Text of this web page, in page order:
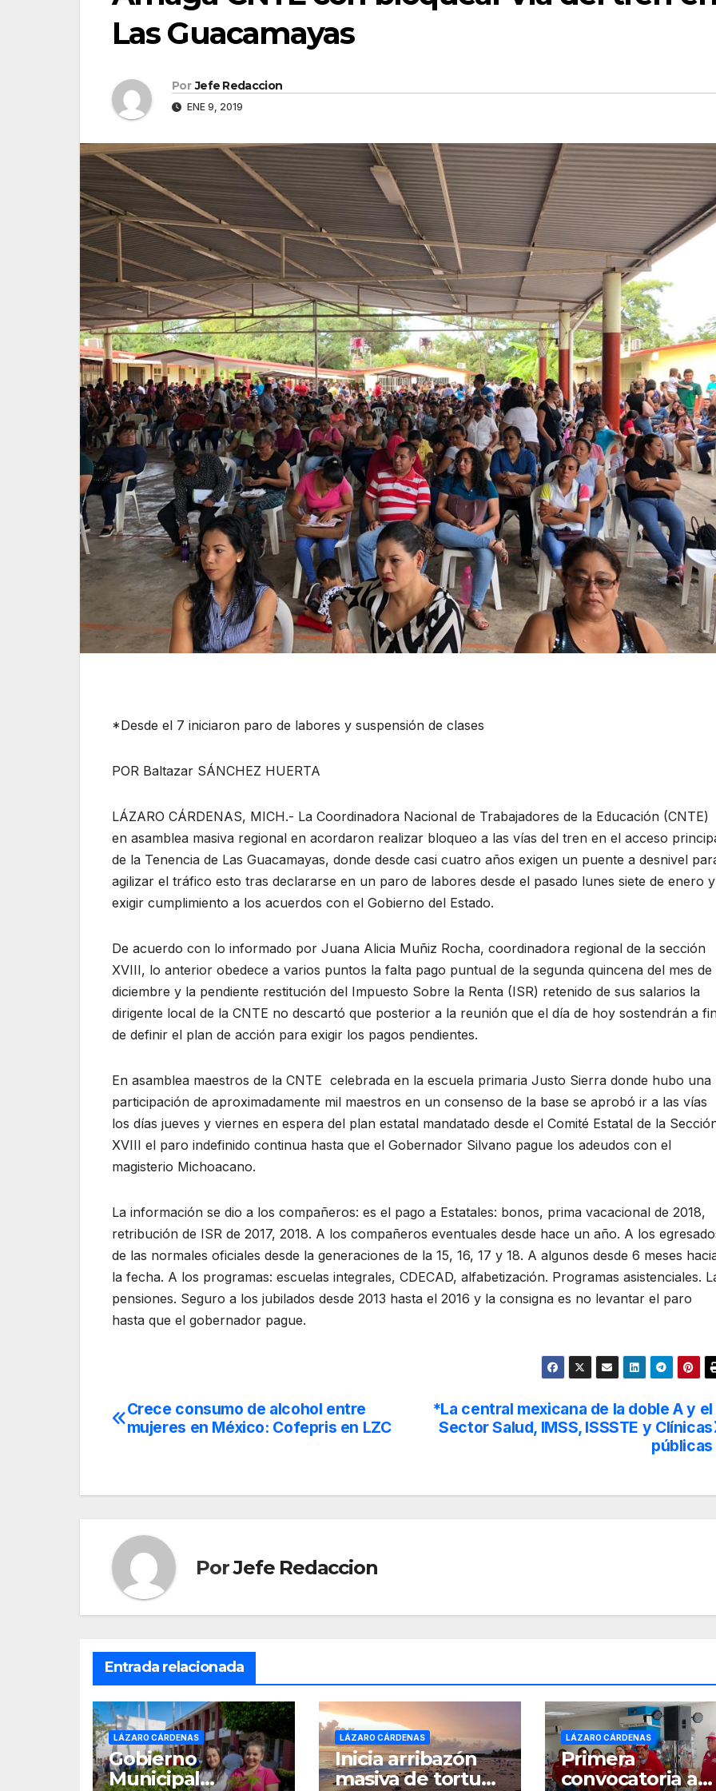
Las Guacamayas
Por Jefe Redaccion
ENE 9, 2019
*Desde el 7 iniciaron paro de labores y suspensión de clases
POR Baltazar SÁNCHEZ HUERTA
LÁZARO CÁRDENAS, MICH.- La Coordinadora Nacional de Trabajadores de la Educación (CNTE)
en asamblea masiva regional en acordaron realizar bloqueo a las vías del tren en el acceso
de la Tenencia de Las Guacamayas, donde desde casi cuatro años exigen un puente a desnivel
agilizar el tráfico esto tras declararse en un paro de labores desde el pasado lunes siete de enero y
exigir cumplimiento a los acuerdos con el Gobierno del Estado.
De acuerdo con lo informado por Juana Alicia Muñiz Rocha, coordinadora regional de la sección
XVIII, lo anterior obedece a varios puntos la falta pago puntual de la segunda quincena del mes de
diciembre y la pendiente restitución del Impuesto Sobre la Renta (ISR) retenido de sus salarios la
dirigente local de la CNTE no descartó que posterior a la reunión que el día de hoy sostendrán a
de definir el plan de acción para exigir los pagos pendientes.
En asamblea maestros de la CNTE celebrada en la escuela primaria Justo Sierra donde hubo una
participación de aproximadamente mil maestros en un consenso de la base se aprobó ir a las vías
los días jueves y viernes en espera del plan estatal mandatado desde el Comité Estatal de la
XVIII el paro indefinido continua hasta que el Gobernador Silvano pague los adeudos con el
magisterio Michoacano.
La información se dio a los compañeros: es el pago a Estatales: bonos, prima vacacional de 2018,
retribución de ISR de 2017, 2018. A los compañeros eventuales desde hace un año. A los
de las normales oficiales desde la generaciones de la 15, 16, 17 y 18. A algunos desde 6 meses
la fecha. A los programas: escuelas integrales, CDECAD, alfabetización. Programas asistenciales.
pensiones. Seguro a los jubilados desde 2013 hasta el 2016 y la consigna es no levantar el paro
hasta que el gobernador pague.
Navegación
*La central mexicana de la doble A y el
Sector Salud, IMSS, ISSSTE y Clínicas
públicas
Crece consumo de alcohol entre
mujeres en México: Cofepris en LZC
PorJefe Redaccion
Entrada relacionada
LÁZARO CÁRDENAS
Gobierno
Municipal
LÁZARO CÁRDENAS
Inicia arribazón
masiva de tortuga
LÁZARO CÁRDENAS
Primera
convocatoria a